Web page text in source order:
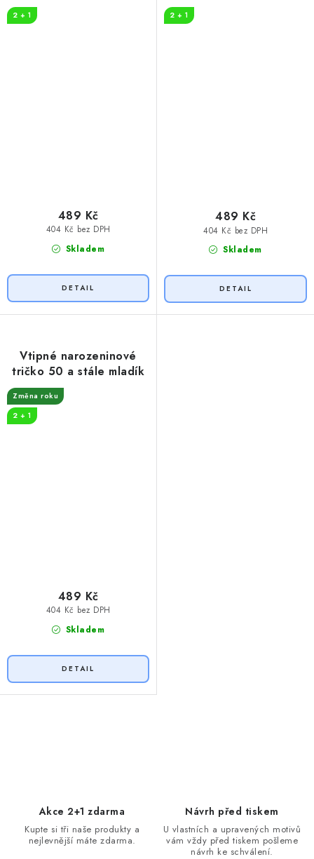
2 + 1
Skladem
404 Kč bez DPH
489 Kč
2 + 1
Skladem
404 Kč bez DPH
489 Kč
Vtipné narozeninové
tričko 50 a stále mladík
Změna roku
2 + 1
Skladem
404 Kč bez DPH
489 Kč
Akce 2+1 zdarma
Kupte si tři naše produkty a
nejlevnější máte zdarma.
Návrh před tiskem
U vlastních a upravených motivů
vám vždy před tiskem pošleme
návrh ke schválení.